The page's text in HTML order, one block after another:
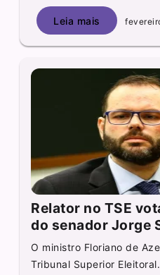
Leia mais
Relator no TSE
do senador Jorge
O ministro Floriano de
Tribunal Superior